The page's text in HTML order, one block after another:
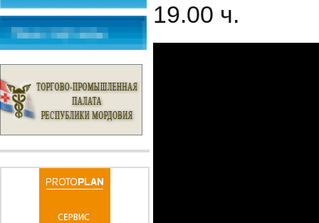
19.00 ч.